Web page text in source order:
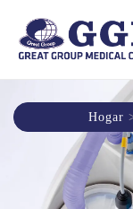
Hogar